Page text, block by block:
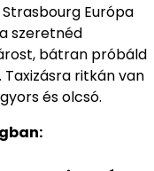
Európa
szeretnéd
bátran próbáld
ritkán van
és olcsó.